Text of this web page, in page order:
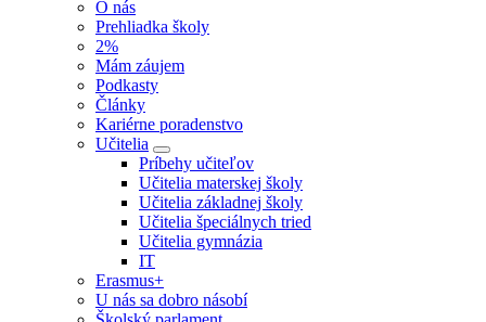
O nás
Prehliadka školy
2%
Mám záujem
Podkasty
Články
Kariérne poradenstvo
Učitelia
Príbehy učiteľov
Učitelia materskej školy
Učitelia základnej školy
Učitelia špeciálnych tried
Učitelia gymnázia
IT
Erasmus+
U nás sa dobro násobí